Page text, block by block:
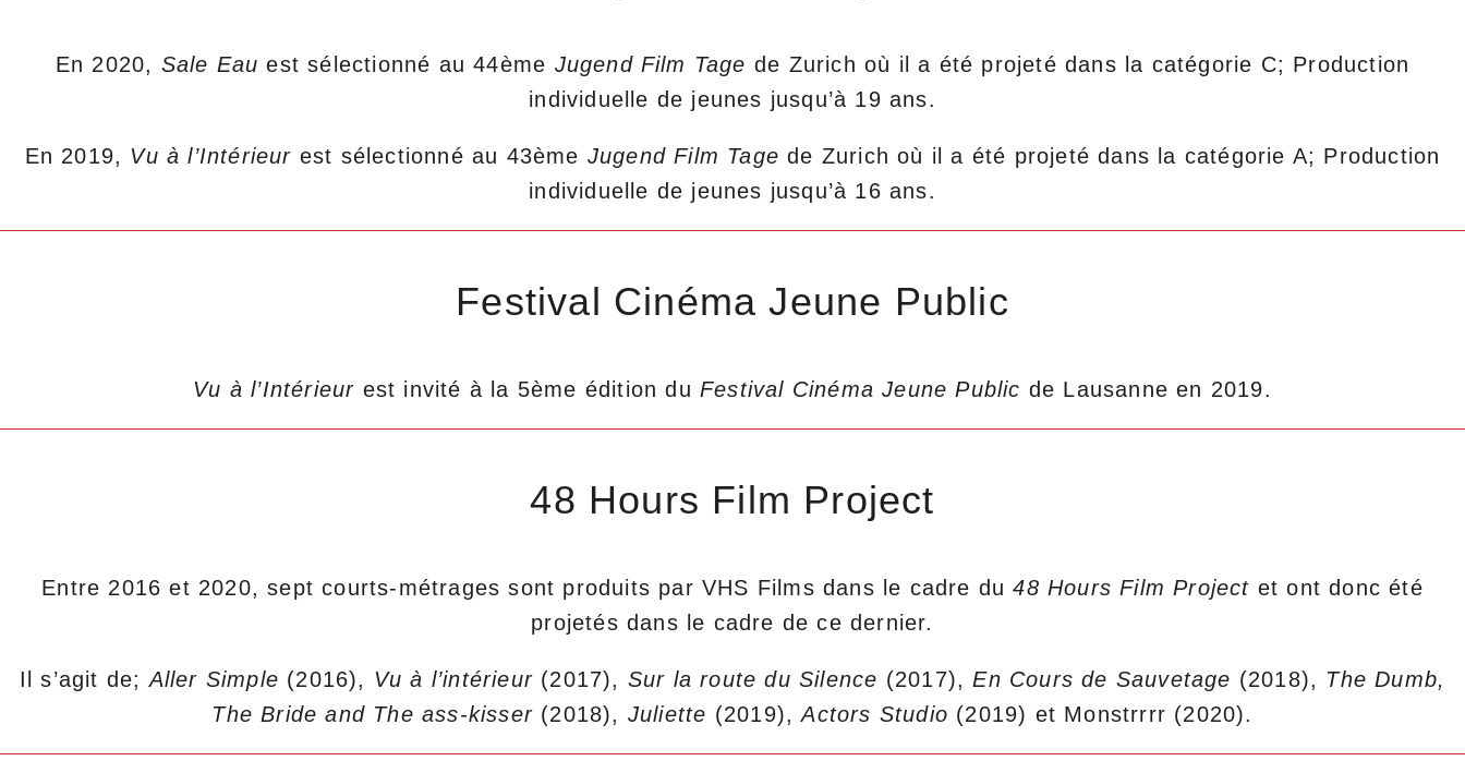
En 2020, Sale Eau est sélectionné au 44ème Jugend Film Tage de Zurich où il a été projeté dans la catégorie C; Production
individuelle de jeunes jusqu’à 19 ans.
En 2019, Vu à l’Intérieur est sélectionné au 43ème Jugend Film Tagede Zurich où il a été projeté dans la catégorie A; Production
individuelle de jeunes jusqu’à 16 ans.
Festival Cinéma Jeune Public
Vu à l’Intérieur est invité à la 5ème édition du Festival Cinéma Jeune Public de Lausanne en 2019.
48 Hours Film Project
Entre 2016 et 2020, sept courts-métrages sont produits par VHS Films dans le cadre du48 Hours Film Project et ont donc été
projetés dans le cadre de ce dernier.
Il s’agit de;Aller Simple (2016), Vu à l’intérieur (2017), Sur la route du Silence (2017),En Cours de Sauvetage (2018), The Dumb,
The Bride and The ass-kisser (2018), Juliette (2019),Actors Studio (2019) et Monstrrrr (2020).